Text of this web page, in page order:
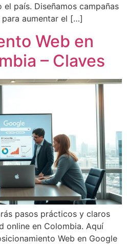
país. Diseñamos campañas
aumentar el […]
Web en
– Claves
pasos prácticos y claros
online en Colombia. Aquí
Web en Google